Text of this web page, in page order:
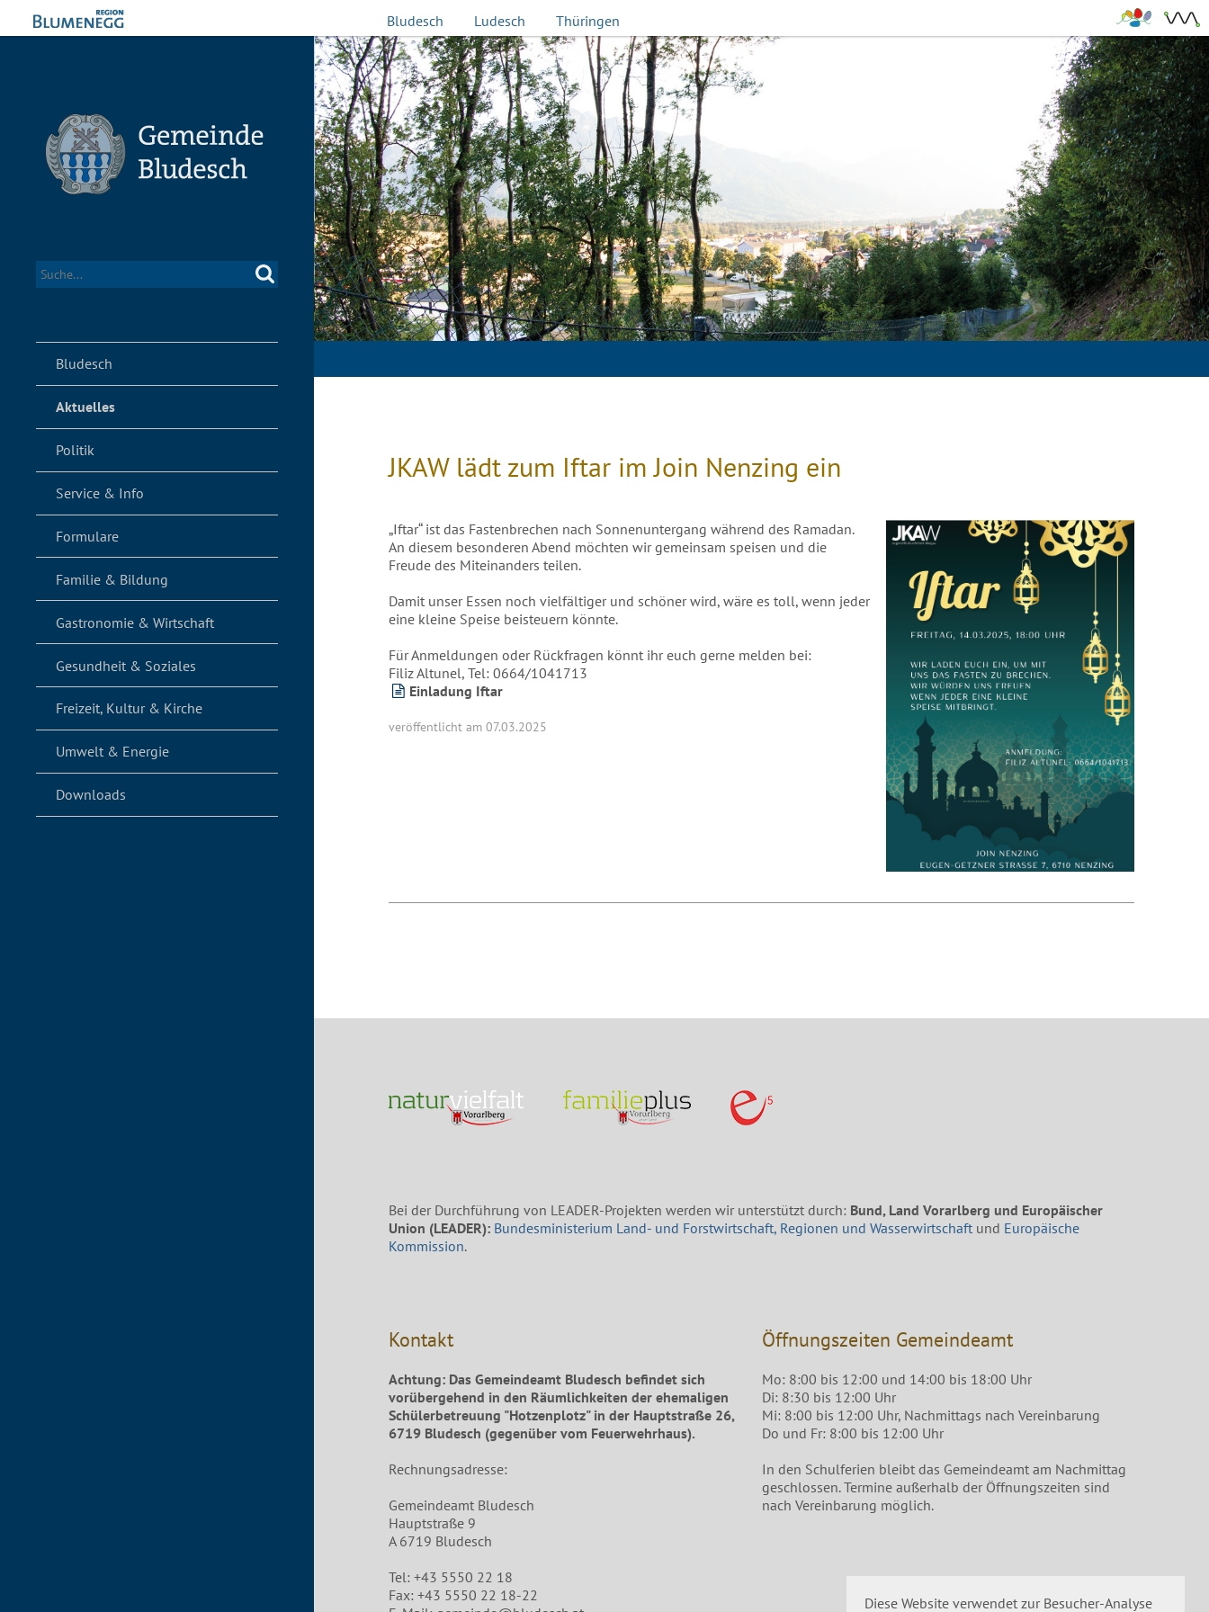
Diese Website verwendet zur Besucher-Analyse
Bludesch Ludesch Thüringen
Bludesch
Aktuelles
Politik
Service & Info
Formulare
Familie & Bildung
Gastronomie & Wirtschaft
Gesundheit & Soziales
Freizeit, Kultur & Kirche
Umwelt & Energie
Downloads
JKAW lädt zum Iftar im Join Nenzing ein
„Iftar“ ist das Fastenbrechen nach Sonnenuntergang während des Ramadan.
An diesem besonderen Abend möchten wir gemeinsam speisen und die
Freude des Miteinanders teilen.
Damit unser Essen noch vielfältiger und schöner wird, wäre es toll, wenn jeder
eine kleine Speise beisteuern könnte.
Für Anmeldungen oder Rückfragen könnt ihr euch gerne melden bei:
Filiz Altunel, Tel: 0664/1041713
Einladung Iftar
veröffentlicht am 07.03.2025
Bei der Durchführung von LEADER-Projekten werden wir unterstützt durch: Bund, Land Vorarlberg und Europäischer
Union (LEADER): Bundesministerium Land- und Forstwirtschaft, Regionen und Wasserwirtschaft und Europäische
Kommission.
Kontakt
Achtung: Das Gemeindeamt Bludesch befindet sich
vorübergehend in den Räumlichkeiten der ehemaligen
Schülerbetreuung "Hotzenplotz" in der Hauptstraße 26,
6719 Bludesch (gegenüber vom Feuerwehrhaus).
Rechnungsadresse:
Gemeindeamt Bludesch
Hauptstraße 9
A 6719 Bludesch
Tel: +43 5550 22 18
Fax: +43 5550 22 18-22
Öffnungszeiten Gemeindeamt
Mo: 8:00 bis 12:00 und 14:00 bis 18:00 Uhr
Di: 8:30 bis 12:00 Uhr
Mi: 8:00 bis 12:00 Uhr, Nachmittags nach Vereinbarung
Do und Fr: 8:00 bis 12:00 Uhr
In den Schulferien bleibt das Gemeindeamt am Nachmittag
geschlossen. Termine außerhalb der Öffnungszeiten sind
nach Vereinbarung möglich.